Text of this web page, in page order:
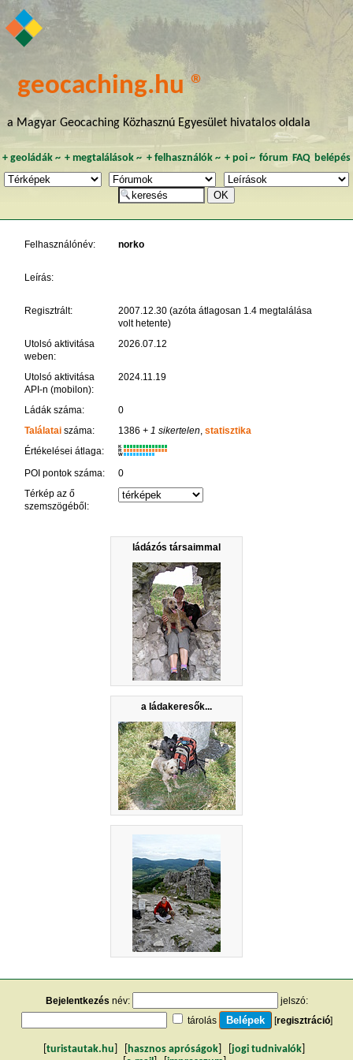
geocaching.hu ®
a Magyar Geocaching Közhasznú Egyesület hivatalos oldala
+ geoládák~ +megtalálások ~ + felhasználók~ + poi~ fórum FAQ belépés
ládázós társaimmal
a ládakeresők...
Felhasználónév: norko
Leírás:
Regisztrált:
2007.12.30 (azóta átlagosan 1.4 megtalálása
volt hetente)
Utolsó aktivitása
weben:
2026.07.12
Utolsó aktivitása
API-n (mobilon):
2024.11.19
Ládák száma:
0
Találataiszáma: 1386 + 1 sikertelen, statisztika
Értékelései átlaga:
K
R
W
POI pontok száma:
0
Térkép az ő
szemszögéből:
Bejelentkezés név:
jelszó:
tárolás
[regisztráció]
turistautak.hu hasznos apróságok jogi tudnivalók